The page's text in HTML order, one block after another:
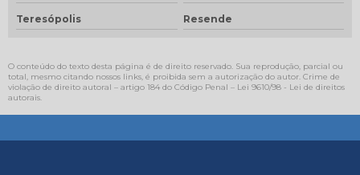
Teresópolis Resende
O conteúdo do texto desta página é de direito reservado. Sua reprodução, parcial ou
total, mesmo citando nossos links, é proibida sem a autorização do autor. Crime de
violação de direito autoral – artigo 184 do Código Penal – Lei 9610/98 - Lei de direitos
autorais